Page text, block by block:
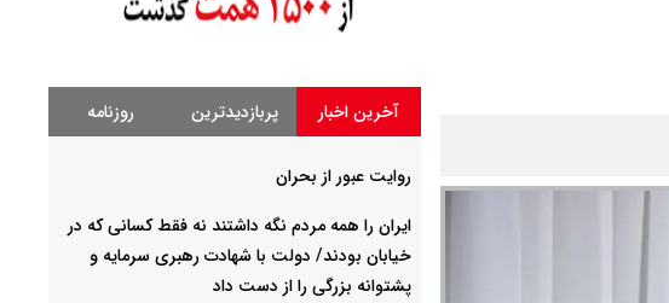
آخرین اخبار پربازدیدترین روزنامه
روایت عبور از بحران
ایران را همه مردم نگه داشتند نه فقط کسانی که در
خیابان بودند/ دولت با شهادت رهبری سرمایه و
پشتوانه بزرگی را از دست داد